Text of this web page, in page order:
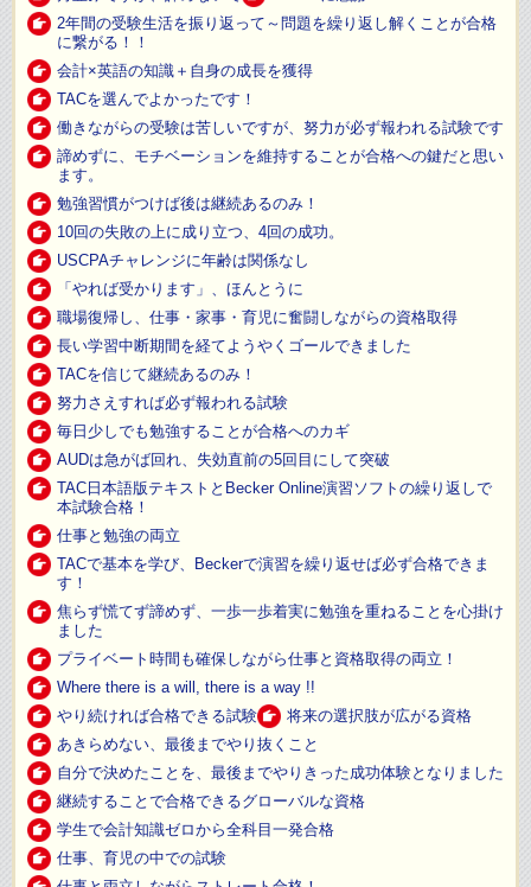
2年間の受験生活を振り返って～問題を繰り返し解くことが合格
に繋がる！！
会計×英語の知識＋自身の成長を獲得
TACを選んでよかったです！
働きながらの受験は苦しいですが、努力が必ず報われる試験です
諦めずに、モチベーションを維持することが合格への鍵だと思い
ます。
勉強習慣がつけば後は継続あるのみ！
10回の失敗の上に成り立つ、4回の成功。
USCPAチャレンジに年齢は関係なし
「やれば受かります」、ほんとうに
職場復帰し、仕事・家事・育児に奮闘しながらの資格取得
長い学習中断期間を経てようやくゴールできました
TACを信じて継続あるのみ！
努力さえすれば必ず報われる試験
毎日少しでも勉強することが合格へのカギ
AUDは急がば回れ、失効直前の5回目にして突破
TAC日本語版テキストとBecker Online演習ソフトの繰り返しで
本試験合格！
仕事と勉強の両立
TACで基本を学び、Beckerで演習を繰り返せば必ず合格できま
す！
焦らず慌てず諦めず、一歩一歩着実に勉強を重ねることを心掛け
ました
プライベート時間も確保しながら仕事と資格取得の両立！
Where there is a will, there is a way !!
やり続ければ合格できる試験
将来の選択肢が広がる資格
あきらめない、最後までやり抜くこと
自分で決めたことを、最後までやりきった成功体験となりました
継続することで合格できるグローバルな資格
学生で会計知識ゼロから全科目一発合格
仕事、育児の中での試験